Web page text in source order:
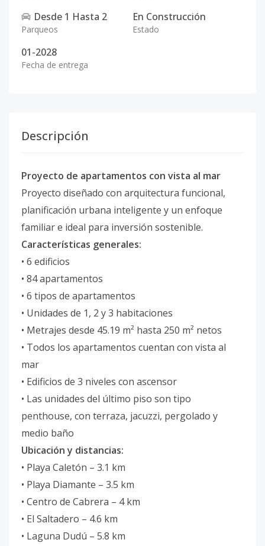
Desde 1 Hasta 2
Parqueos
En Construcción
Estado
01-2028
Fecha de entrega
Descripción
Proyecto de apartamentos con vista al mar
Proyecto diseñado con arquitectura funcional,
planificación urbana inteligente y un enfoque
familiar e ideal para inversión sostenible.
Características generales:
• 6 edificios
• 84 apartamentos
• 6 tipos de apartamentos
• Unidades de 1, 2 y 3 habitaciones
• Metrajes desde 45.19 m² hasta 250 m² netos
• Todos los apartamentos cuentan con vista al
mar
• Edificios de 3 niveles con ascensor
• Las unidades del último piso son tipo
penthouse, con terraza, jacuzzi, pergolado y
medio baño
Ubicación y distancias:
• Playa Caletón – 3.1 km
• Playa Diamante – 3.5 km
• Centro de Cabrera – 4 km
• El Saltadero – 4.6 km
• Laguna Dudú – 5.8 km